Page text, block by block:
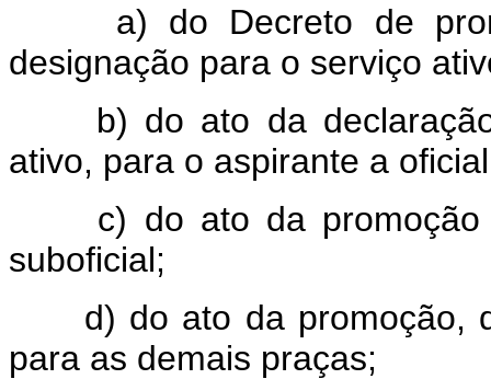
a) do Decreto de
designação para o serviço
b) do ato da declaração
ativo, para o aspirante a
c) do ato da promoção
suboficial;
d) do ato da promoção,
para as demais praças;